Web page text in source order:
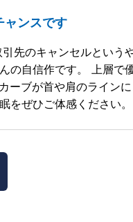
ャンスです
先のキャンセルという
の自信作です。 上層で
ブが首や肩のラインに
をぜひご体感ください。